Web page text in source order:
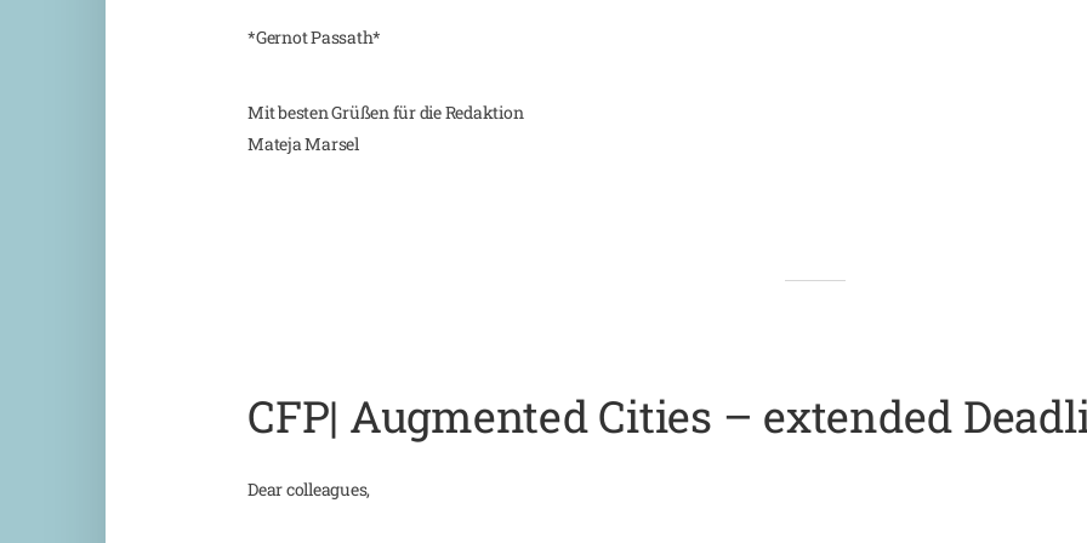
*Gernot Passath*
Mit besten Grüßen für die Redaktion
Mateja Marsel
CFP| Augmented Cities – extended
Dear colleagues,